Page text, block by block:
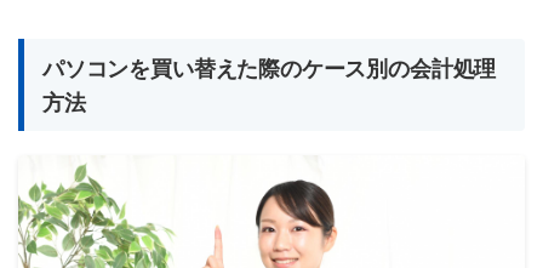
パソコンを買い替えた際のケース別の会計処理
方法